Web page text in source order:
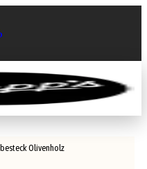
0
Olivenholz